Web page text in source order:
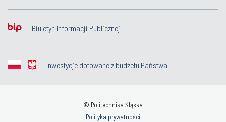
Biuletyn Informacji Publicznej
Inwestycje dotowane z budżetu Państwa
© Politechnika Śląska
Polityka prywatności